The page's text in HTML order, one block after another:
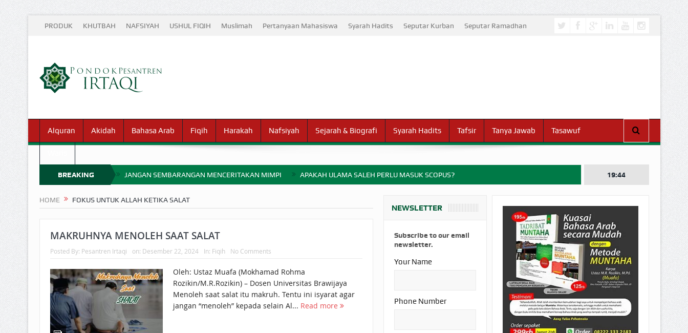
PRODUK KHUTBAH NAFSIYAH USHUL FIQIH Muslimah Pertanyaan Mahasiswa Syarah Hadits Seputar Kurban Seputar Ramadhan
Alquran Akidah Bahasa Arab Fiqih Harakah Nafsiyah Sejarah & Biografi Syarah Hadits Tafsir Tanya Jawab Tasawuf
BREAKING
NEWS
JANGAN SEMBARANGAN MENCERITAKAN MIMPI APAKAH ULAMA SALEH PERLU MASUK SCOPUS?
HAKIKAT NIKMAT DI DUNIA!
BAGAIMANA CARA MEMBAYAR ZAKAT UANG? UANG HARAM BISA MENJADI HALAL JIKA SEBAB KEPEMILIKANNYA BERUBAH
ISTIDLAL BATIL VS ISTIDLAL SYAR’I BAHASA CINTA KARENA ALLAH HUKUM MEMBAYAR ZAKAT DENGAN CARA MENGANGSUR
HUKUM MEMBAYAR ZAKAT KEPADA KERABAT SENDIRI
19:44
HOME FOKUS UNTUK ALLAH KETIKA SALAT
MAKRUHNYA MENOLEH SAAT SALAT
Posted By: Pesantren Irtaqi on: Desember 22, 2024 In: Fiqih No Comments
Oleh: Ustaz Muafa (Mokhamad Rohma
Rozikin/M.R.Rozikin) – Dosen Universitas Brawijaya
Menoleh saat salat itu makruh. Tentu ini isyarat agar
jangan “menoleh” kepada selain Al... Read more
NEWSLETTER
Subscribe to our email
newsletter.
Your Name
Phone Number